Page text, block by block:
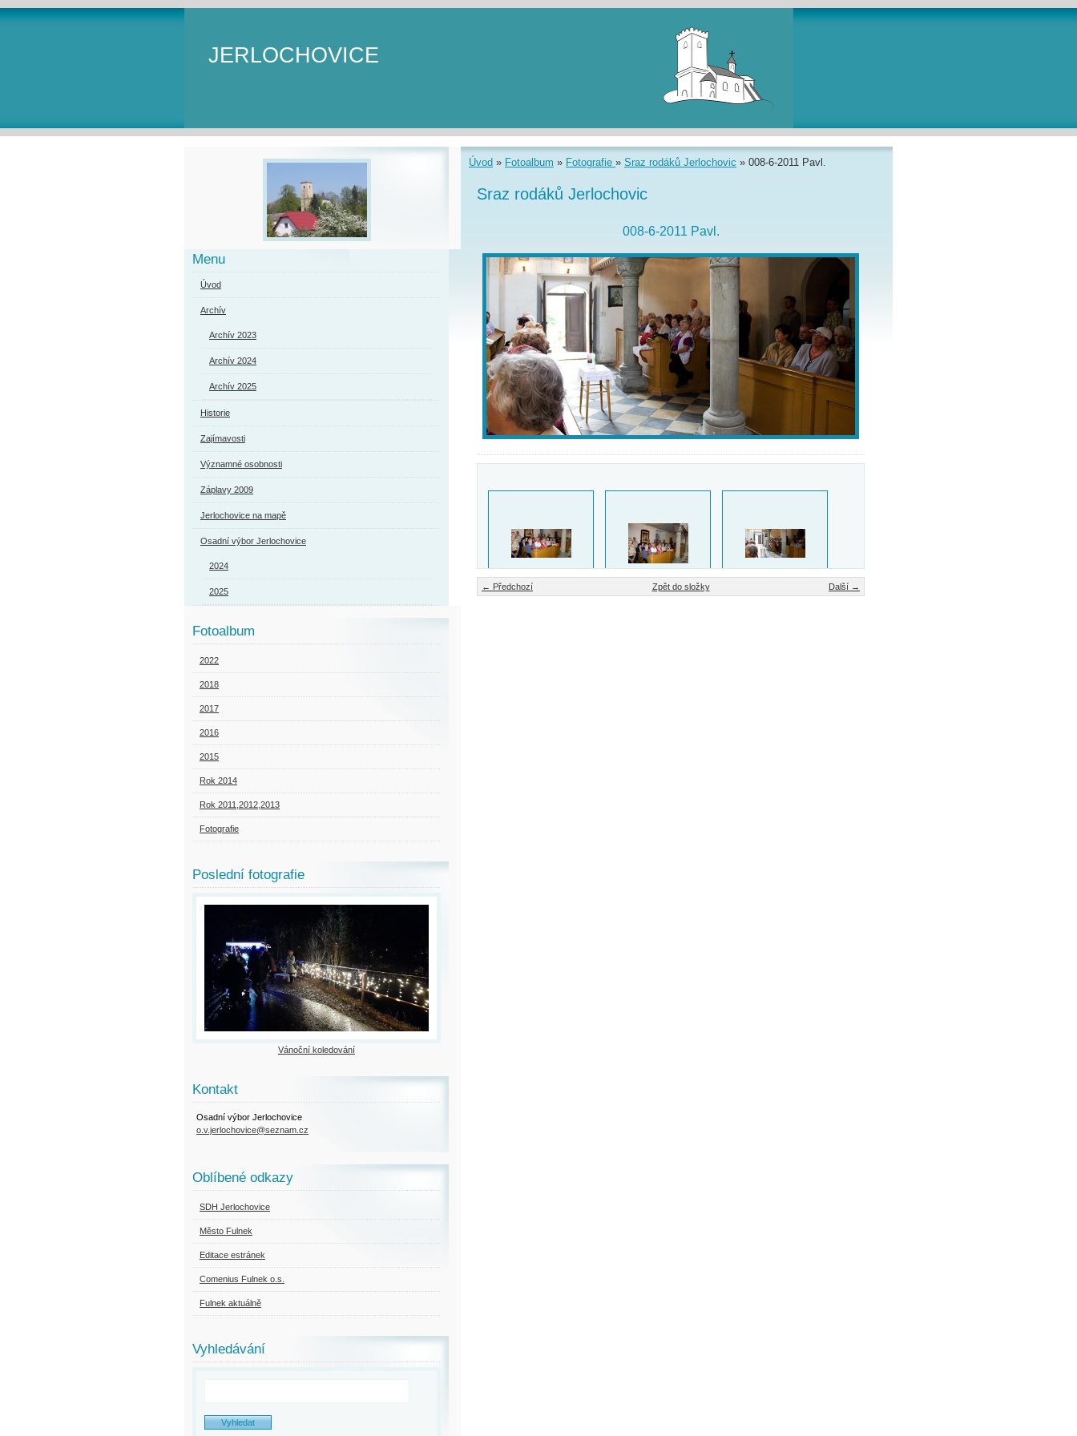
JERLOCHOVICE
Úvod » Fotoalbum » Fotografie » Sraz rodáků Jerlochovic » 008-6-2011 Pavl.
Sraz rodáků Jerlochovic
008-6-2011 Pavl.
← Předchozí Další →
Zpět do složky
Menu
Úvod
Archív
Archív 2023
Archív 2024
Archív 2025
Historie
Zajímavosti
Významné osobnosti
Záplavy 2009
Jerlochovice na mapě
Osadní výbor Jerlochovice
2024
2025
Fotoalbum
2022
2018
2017
2016
2015
Rok 2014
Rok 2011,2012,2013
Fotografie
Poslední fotografie
Vánoční koledování
Kontakt
Osadní výbor Jerlochovice
o.v.jerlochovice@seznam.cz
Oblíbené odkazy
SDH Jerlochovice
Město Fulnek
Editace estránek
Comenius Fulnek o.s.
Fulnek aktuálně
Vyhledávání